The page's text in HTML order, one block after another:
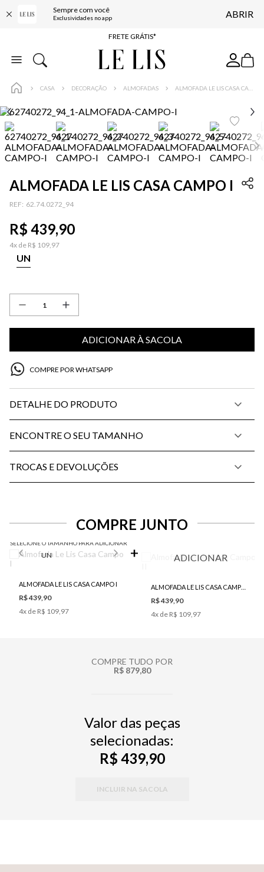
Sempre com você
Exclusividades no app ABRIR
ENTREGA EXPRESSA*
FRETE GRÁTIS*
BAIXE O APP
CASA DECORAÇÃO ALMOFADAS
ALMOFADA LE LIS CASA CAMPO I
: 62.74.0272_94
R$ 439,90
4x de R$ 109,97
UN
ADICIONAR À SACOLA
COMPRE POR WHATSAPP
DETALHE DO PRODUTO
ENCONTRE O SEU TAMANHO
TROCAS E DEVOLUÇÕES
COMPRE JUNTO
SELECIONE O TAMANHO PARA ADICIONAR
UN
ALMOFADA LE LIS CASA CAMPO I
R$ 439,90
4x de R$ 109,97
ADICIONAR
R$ 439,90
4x de R$ 109,97
COMPRE TUDO POR
R$ 879,80
Valor das peças
selecionadas:
R$ 439,90
INCLUIR NA SACOLA